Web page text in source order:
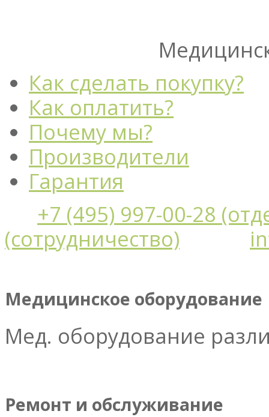
Как сделать покупку?
Как оплатить?
Почему мы?
Производители
Гарантия
+7 (495) 997-00-28
(сотрудничество)
Медицинское оборудование
Мед. оборудование
Ремонт и обслуживание